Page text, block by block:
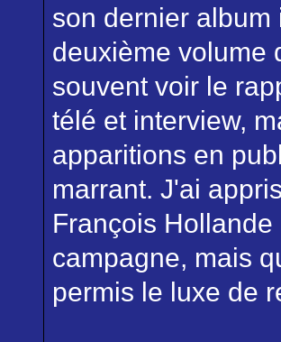
son dernier
deuxième volume
souvent voir le
télé et interview,
apparitions en
marrant. J'ai
François
campagne, mais
permis le luxe de